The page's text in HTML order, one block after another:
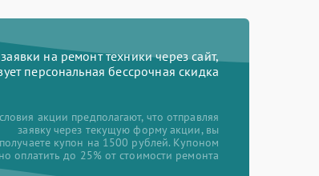
на ремонт техники через сайт,
персональная бессрочная скидка
акции предполагают, что отправляя
заявку через текущую форму акции, вы
получаете купон на 1500 рублей. Купоном
оплатить до 25% от стоимости ремонта